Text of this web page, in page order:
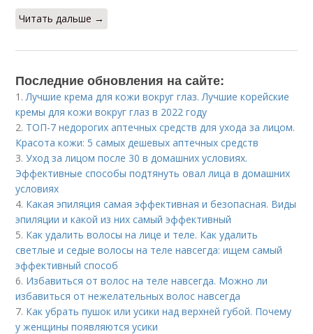
Читать дальше →
Последние обновления на сайте:
1.Лучшие крема для кожи вокруг глаз. Лучшие корейские
кремы для кожи вокруг глаз в 2022 году
2. ТОП-7 недорогих аптечных средств для ухода за лицом.
Красота кожи: 5 самых дешевых аптечных средств
3.Уход за лицом после 30 в домашних условиях.
Эффективные способы подтянуть овал лица в домашних
условиях
4. Какая эпиляция самая эффективная и безопасная. Виды
эпиляции и какой из них самый эффективный
5. Как удалить волосы на лице и теле. Как удалить
светлые и седые волосы на теле навсегда: ищем самый
эффективный способ
6. Избавиться от волос на теле навсегда. Можно ли
избавиться от нежелательных волос навсегда
7. Как убрать пушок или усики над верхней губой. Почему
у женщины появляются усики